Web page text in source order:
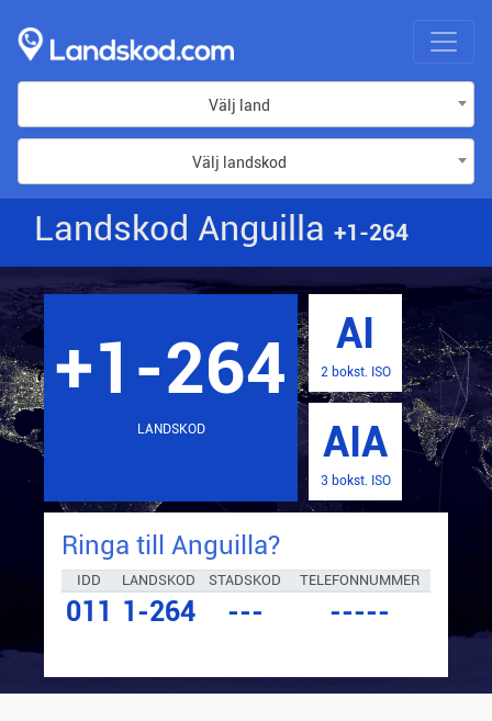
Välj land
Välj landskod
Landskod Anguilla +1-264
+1-264
LANDSKOD
AI
2 bokst. ISO
AIA
3 bokst. ISO
Ringa till Anguilla?
IDD LANDSKOD STADSKOD TELEFONNUMMER
011 1-264 --- -----